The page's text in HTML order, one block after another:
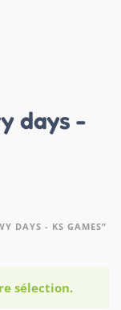
days -
DAYS - KS GAMES”
sélection.